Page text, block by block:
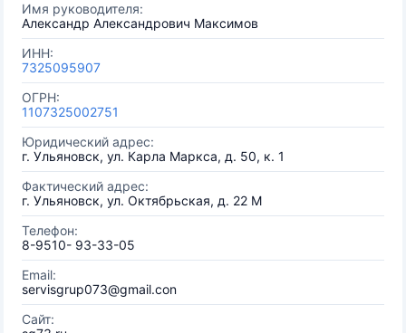
Имя руководителя:
Александр Александрович Максимов
ИНН:
7325095907
ОГРН:
1107325002751
Юридический адрес:
г. Ульяновск, ул. Карла Маркса, д. 50, к. 1
Фактический адрес:
г. Ульяновск, ул. Октябрьская, д. 22 М
Телефон:
8-9510- 93-33-05
Email:
servisgrup073@gmail.con
Сайт: